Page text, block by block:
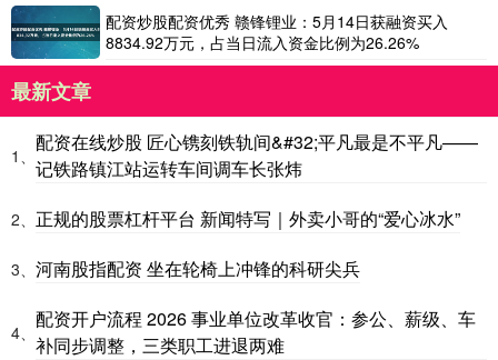
配资炒股配资优秀 赣锋锂业：5月14日获融资买入
8834.92万元，占当日流入资金比例为26.26%
最新文章
1、
配资在线炒股 匠心镌刻铁轨间&#32;平凡最是不平凡——
记铁路镇江站运转车间调车长张炜
2、 正规的股票杠杆平台 新闻特写｜外卖小哥的“爱心冰水”
3、 河南股指配资 坐在轮椅上冲锋的科研尖兵
4、
配资开户流程 2026 事业单位改革收官：参公、薪级、车
补同步调整，三类职工进退两难